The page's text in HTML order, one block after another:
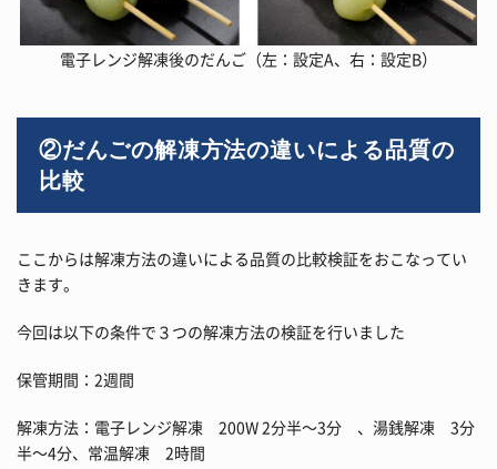
電子レンジ解凍後のだんご（左：設定A、右：設定B）
②だんごの解凍方法の違いによる品質の
比較
ここからは解凍方法の違いによる品質の比較検証をおこなってい
きます。
今回は以下の条件で３つの解凍方法の検証を行いました
保管期間：2週間
解凍方法：電子レンジ解凍 200W 2分半～3分 、湯銭解凍 3分
半～4分、常温解凍 2時間